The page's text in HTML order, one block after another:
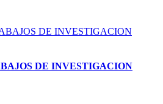
DE INVESTIGACION